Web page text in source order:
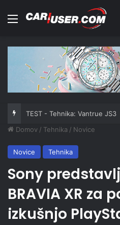
Meni
TEST - Tehnika: Vantrue JS3
Domov / Tehnika / Novice
Novice Tehnika
Sony
BRAVIA XR za
izkušnjo